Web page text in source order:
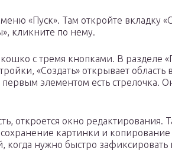
«Пуск». Там откройте вкладку
кликните по нему.
с тремя кнопками. В разделе
«Создать» открывает
первым элементом есть стрелочка.
откроется окно редактирования.
картинки и
когда нужно быстро зафиксировать